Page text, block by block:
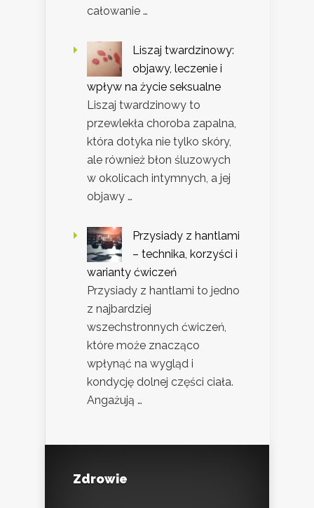
całowanie …
Liszaj twardzinowy:
objawy, leczenie i
wpływ na życie seksualne
Liszaj twardzinowy to
przewlekła choroba zapalna,
która dotyka nie tylko skóry,
ale również błon śluzowych
w okolicach intymnych, a jej
objawy …
Przysiady z hantlami
– technika, korzyści i
warianty ćwiczeń
Przysiady z hantlami to jedno
z najbardziej
wszechstronnych ćwiczeń,
które może znacząco
wpłynąć na wygląd i
kondycję dolnej części ciała.
Angażują …
Zdrowie